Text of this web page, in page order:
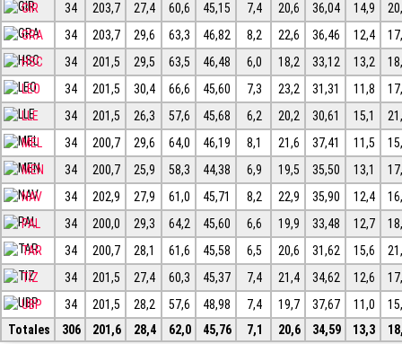
GIR 34 203,7 27,4 60,6 45,15 7,4 20,6 36,04 14,9
GRA
34 203,7 29,6 63,3 46,82 8,2 22,6 36,46 12,4
HSC
34 201,5 29,5 63,5 46,48 6,0 18,2 33,12 13,2
LEO
34 201,5 30,4 66,6 45,60 7,3 23,2 31,31 11,8
LLE
34 201,5 26,3 57,6 45,68 6,2 20,2 30,61 15,1
MEL
34 200,7 29,6 64,0 46,19 8,1 21,6 37,41 11,5
MEN
34 200,7 25,9 58,3 44,38 6,9 19,5 35,50 13,1
NAV
34 202,9 27,9 61,0 45,71 8,2 22,9 35,90 12,4
PAL
34 200,0 29,3 64,2 45,60 6,6 19,9 33,48 12,7
TAR
34 200,7 28,1 61,6 45,58 6,5 20,6 31,62 15,6
TIZ
34 201,5 27,4 60,3 45,37 7,4 21,4 34,62 12,6
UBP
34 201,5 28,2 57,6 48,98 7,4 19,7 37,67 11,0
Totales
306 201,6 28,4 62,0 45,76 7,1 20,6 34,59 13,3